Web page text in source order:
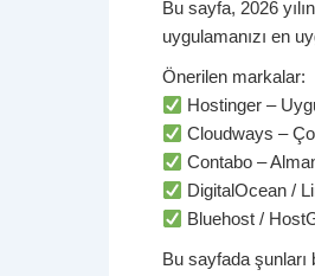
Bu sayfa, 2026
uygulamanızı en
Önerilen markalar:
Hostinger –
Cloudways –
Contabo –
DigitalOcean /
Bluehost /
Bu sayfada şunları